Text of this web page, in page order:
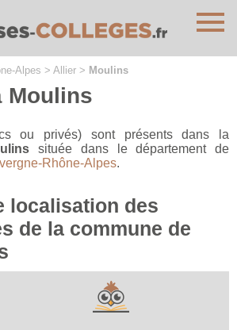
Alpes > Allier > Moulins
Moulins
ou privés) sont présents dans la
située dans le département de
Rhône-Alpes.
localisation des
de la commune de